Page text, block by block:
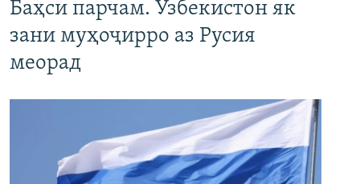
Баҳси парчам. Узбекистон як
зани муҳоҷирро аз Русия
меорад